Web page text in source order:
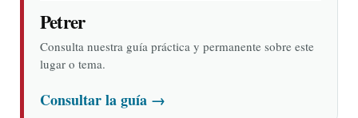
Petrer
Consulta nuestra guía práctica y permanente sobre este
lugar o tema.
Consultar la guía →